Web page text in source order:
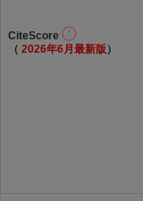
CiteScore
（ 2026年6月最新版 ）